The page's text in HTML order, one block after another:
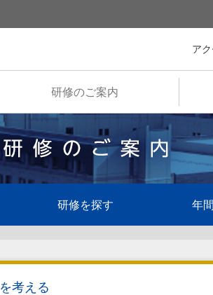
研修のご案内
ア
研修を探す 年
考える